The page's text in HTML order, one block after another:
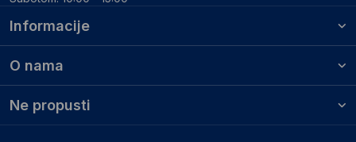
Informacije
O nama
Ne propusti